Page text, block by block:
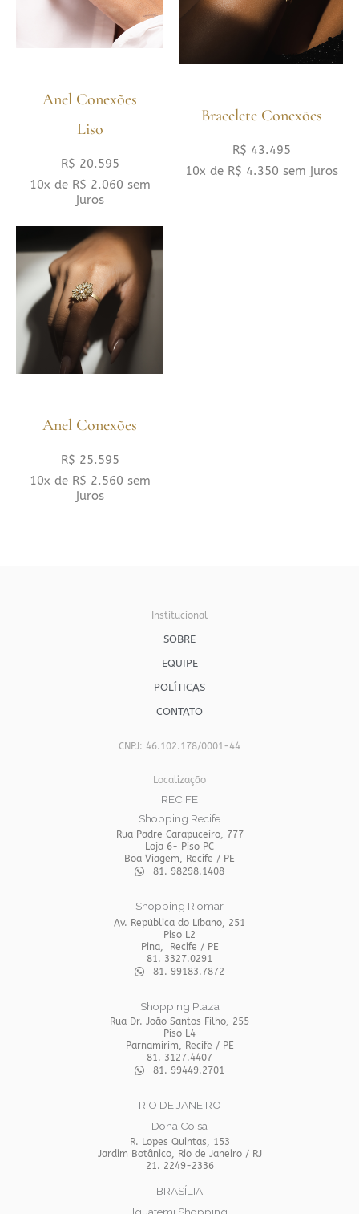
Anel Conexões
Liso
R$ 20.595
10x de R$ 2.060 sem
juros
Bracelete Conexões
R$ 43.495
10x de R$ 4.350 sem juros
Anel Conexões
R$ 25.595
10x de R$ 2.560 sem
juros
Institucional
SOBRE
EQUIPE
POLÍTICAS
CONTATO
CNPJ: 46.102.178/0001-44
Localização
RECIFE
Shopping Recife
Rua Padre Carapuceiro, 777
Loja 6- Piso PC
Boa Viagem, Recife / PE
81. 98298.1408
Shopping Riomar
Av. República do Líbano, 251
Piso L2
Pina, Recife / PE
81. 3327.0291
81. 99183.7872
Shopping Plaza
Rua Dr. João Santos Filho, 255
Piso L4
Parnamirim, Recife / PE
81. 3127.4407
81. 99449.2701
RIO DE JANEIRO
Dona Coisa
R. Lopes Quintas, 153
Jardim Botânico, Rio de Janeiro / RJ
21. 2249-2336
BRASÍLIA